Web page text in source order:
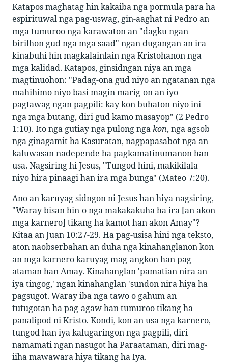
Katapos maghatag hin kakaiba nga pormula para ha
espirituwal nga pag-uswag, gin-aaghat ni Pedro an
mga tumuroo nga karawaton an "dagku ngan
birilhon gud nga mga saad" ngan dugangan an ira
kinabuhi hin magkalainlain nga Kristohanon nga
mga kalidad. Katapos, ginsidngan niya an mga
magtinuohon: "Padag-ona gud niyo an ngatanan nga
mahihimo niyo basi magin marig-on an iyo
pagtawag ngan pagpili: kay kon buhaton niyo ini
nga mga butang, diri gud kamo masayop" (2 Pedro
1:10). Ito nga gutiay nga pulong ngakon, nga agsob
nga ginagamit ha Kasuratan, nagpapasabot nga an
kaluwasan nadepende ha pagkamatinumanon han
usa. Nagsiring hi Jesus, "Tungod hini, makikilala
niyo hira pinaagi han ira mga bunga" (Mateo 7:20).
Ano an karuyag sidngon ni Jesus han hiya nagsiring,
"Waray bisan hin-o nga makakakuha ha ira [an akon
mga karnero] tikang ha kamot han akon Amay"?
Kitaa an Juan 10:27-29. Ha pag-usisa hini nga teksto,
aton naobserbahan an duha nga kinahanglanon kon
an mga karnero karuyag mag-angkon han pag-
ataman han Amay. Kinahanglan 'pamatian nira an
iya tingog,' ngan kinahanglan 'sundon nira hiya ha
pagsugot. Waray iba nga tawo o gahum an
tutugotan ha pag-agaw han tumuroo tikang ha
panalipod ni Kristo. Kondi, kon an usa nga karnero,
tungod han iya kalugaringon nga pagpili, diri
namamati ngan nasugot ha Paraataman, diri mag-
iiha mawawara hiya tikang ha Iya.